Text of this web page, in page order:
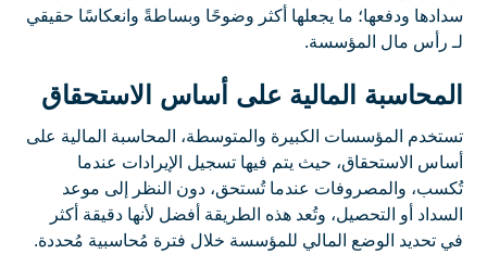
سدادها ودفعها؛ ما يجعلها أكثر وضوحًا وبساطةً وانعكاسًا حقيقي
لـ رأس مال المؤسسة.
المحاسبة المالية على أساس الاستحقاق
تستخدم المؤسسات الكبيرة والمتوسطة، المحاسبة المالية على
أساس الاستحقاق، حيث يتم فيها تسجيل الإيرادات عندما
تُكسب، والمصروفات عندما تُستحق، دون النظر إلى موعد
السداد أو التحصيل، وتُعد هذه الطريقة أفضل لأنها دقيقة أكثر
في تحديد الوضع المالي للمؤسسة خلال فترة مُحاسبية مُحددة.